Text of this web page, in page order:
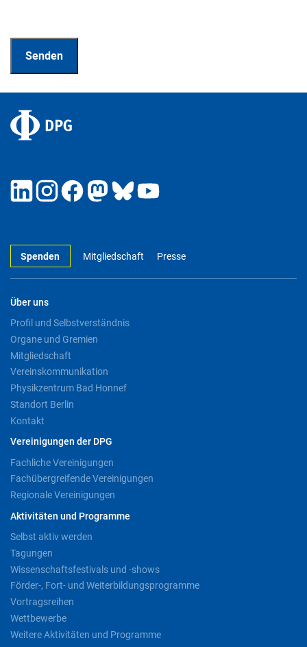
Spenden Mitgliedschaft Presse
Über uns
Profil und Selbstverständnis
Organe und Gremien
Mitgliedschaft
Vereinskommunikation
Physikzentrum Bad Honnef
Standort Berlin
Kontakt
Vereinigungen der DPG
Fachliche Vereinigungen
Fachübergreifende Vereinigungen
Regionale Vereinigungen
Aktivitäten und Programme
Selbst aktiv werden
Tagungen
Wissenschaftsfestivals und -shows
Förder-, Fort- und Weiterbildungsprogramme
Vortragsreihen
Wettbewerbe
Weitere Aktivitäten und Programme